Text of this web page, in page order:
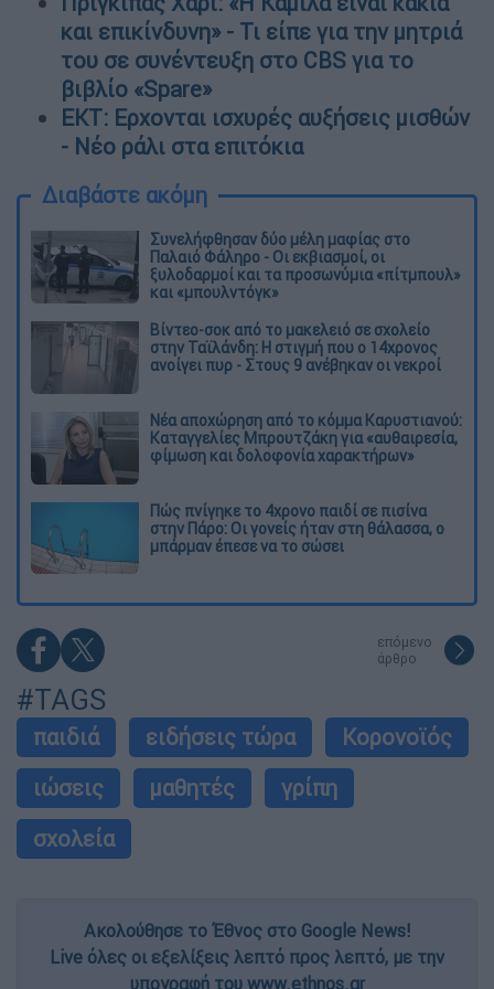
και επικίνδυνη» - Τι είπε για την μητριά
του σε συνέντευξη στο CBS για το
βιβλίο «Spare»
EKT: Ερχονται ισχυρές αυξήσεις μισθών
- Νέο ράλι στα επιτόκια
Διαβάστε ακόμη
Συνελήφθησαν δύο μέλη μαφίας στο
Παλαιό Φάληρο - Οι εκβιασμοί, οι
ξυλοδαρμοί και τα προσωνύμια «πίτμπουλ»
και «μπουλντόγκ»
Βίντεο-σοκ από το μακελειό σε σχολείο
στην Ταϊλάνδη: Η στιγμή που ο 14χρονος
ανοίγει πυρ - Στους 9 ανέβηκαν οι νεκροί
Νέα αποχώρηση από το κόμμα Καρυστιανού:
Καταγγελίες Μπρουτζάκη για «αυθαιρεσία,
φίμωση και δολοφονία χαρακτήρων»
Πώς πνίγηκε το 4χρονο παιδί σε πισίνα
στην Πάρο: Οι γονείς ήταν στη θάλασσα, ο
μπάρμαν έπεσε να το σώσει
επόμενο
άρθρο
#TAGS
παιδιά ειδήσεις τώρα
Κορονοϊός
ιώσεις
μαθητές
γρίπη
σχολεία
Ακολούθησε το Έθνος στο Google News!
Live όλες οι εξελίξεις λεπτό προς λεπτό, με την
υπογραφή του www.ethnos.gr